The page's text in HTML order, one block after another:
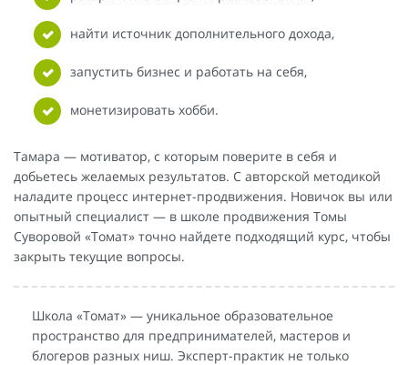
найти источник дополнительного дохода,
запустить бизнес и работать на себя,
монетизировать хобби.
Тамара — мотиватор, с которым поверите в себя и
добьетесь желаемых результатов. С авторской методикой
наладите процесс интернет-продвижения. Новичок вы или
опытный специалист — в школе продвижения Томы
Суворовой «Томат» точно найдете подходящий курс, чтобы
закрыть текущие вопросы.
Школа «Томат» — уникальное образовательное
пространство для предпринимателей, мастеров и
блогеров разных ниш. Эксперт-практик не только